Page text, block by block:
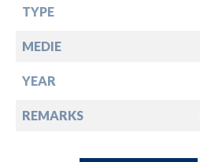
TYPE
MEDIE
YEAR
REMARKS